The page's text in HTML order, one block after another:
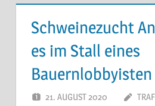
Schweinezucht
es im Stall eines
21. AUGUST 2020